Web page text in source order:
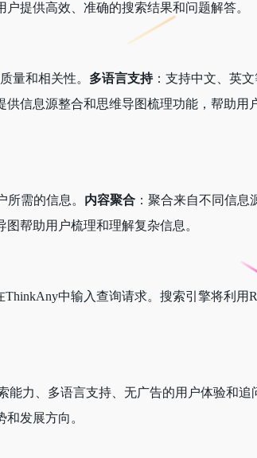
提供高效、准确的搜索结果和问题解答。
量和相关性。 多语言支持：支持中文、英文
供信息源整合和思维导图梳理功能，帮助用
需的信息。 内容聚合 ：聚合来自不同信息
图帮助用户梳理和理解复杂信息。
中输入查询请求。搜索引擎将利
力、多语言支持、无广告的用户体验和追
发展方向。